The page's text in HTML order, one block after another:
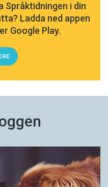
Språktidningen i din
Ladda ned appen
Google Play.